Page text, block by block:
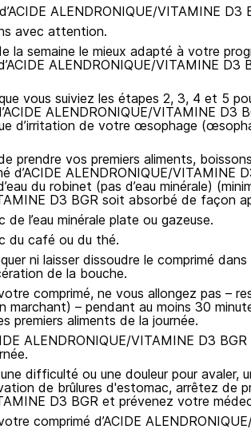
ALENDRONIQUE/VITAMINE D3
avec attention.
la semaine le mieux adapté à votre
ALENDRONIQUE/VITAMINE D3
vous suiviez les étapes 2, 3, 4 et 5
ALENDRONIQUE/VITAMINE D3
d’irritation de votre œsophage
prendre vos premiers aliments,
d’ACIDE ALENDRONIQUE/VITAMINE
du robinet (pas d’eau minérale)
D3 BGR soit absorbé de façon
de l’eau minérale plate ou gazeuse.
du café ou du thé.
ni laisser dissoudre le comprimé
de la bouche.
comprimé, ne vous allongez pas –
marchant) – pendant au moins 30
premiers aliments de la journée.
ALENDRONIQUE/VITAMINE D3
difficulté ou une douleur pour avaler,
de brûlures d'estomac, arrêtez de
D3 BGR et prévenez votre
comprimé d’ACIDE